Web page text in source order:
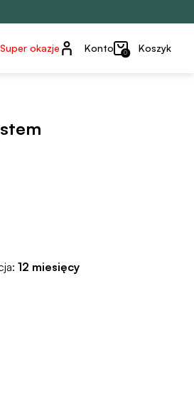
Super okazje Konto
Konto 0 Koszyk
12 miesięcy